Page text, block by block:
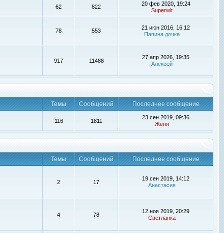
62 822
20 фев 2020, 19:24
Superwit
78 553
21 июн 2016, 16:12
Папина дочка
917 11488
27 апр 2026, 19:35
Алексей
Темы Сообщений
Последнее сообщение
116 1811
23 сен 2019, 09:36
Женя
Темы Сообщений
Последнее сообщение
2 17
19 сен 2019, 14:12
Анастасия
4 78
12 ноя 2019, 20:29
Светланка